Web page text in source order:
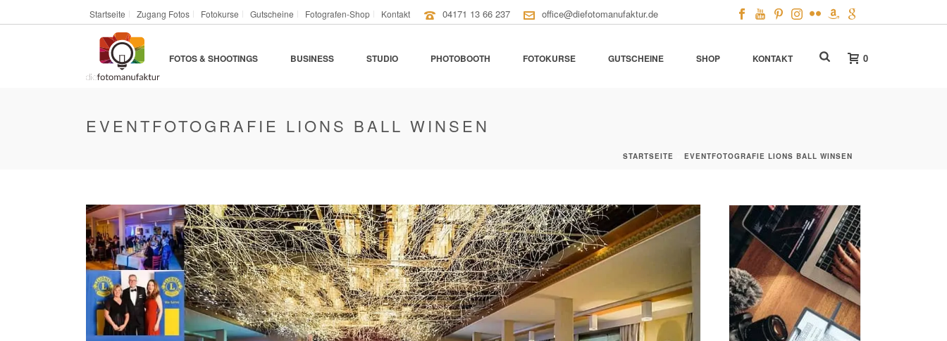
Startseite Zugang Fotos Fotokurse Gutscheine Fotografen-Shop Kontakt 04171 13 66 237 office@diefotomanufaktur.de
FOTOS & SHOOTINGS BUSINESS STUDIO PHOTOBOOTH FOTOKURSE GUTSCHEINE SHOP KONTAKT 0
EVENTFOTOGRAFIE LIONS BALL WINSEN
STARTSEITE EVENTFOTOGRAFIE LIONS BALL WINSEN